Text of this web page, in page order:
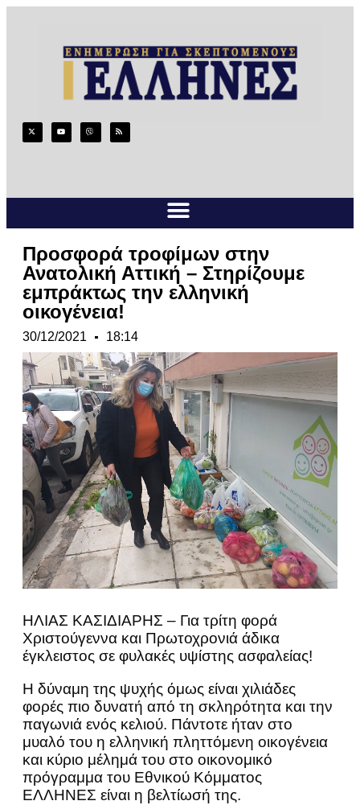
Προσφορά τροφίμων στην
Ανατολική Αττική – Στηρίζουμε
εμπράκτως την ελληνική
οικογένεια!
30/12/2021 18:14
ΗΛΙΑΣ ΚΑΣΙΔΙΑΡΗΣ – Για τρίτη φορά
Χριστούγεννα και Πρωτοχρονιά άδικα
έγκλειστος σε φυλακές υψίστης ασφαλείας!
Η δύναμη της ψυχής όμως είναι χιλιάδες
φορές πιο δυνατή από τη σκληρότητα και την
παγωνιά ενός κελιού. Πάντοτε ήταν στο
μυαλό του η ελληνική πληττόμενη οικογένεια
και κύριο μέλημά του στο οικονομικό
πρόγραμμα του Εθνικού Κόμματος
ΕΛΛΗΝΕΣ είναι η βελτίωσή της.